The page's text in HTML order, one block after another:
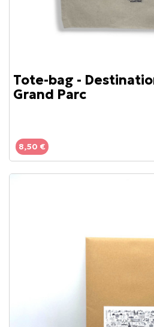
Tote-bag -
Grand Parc
8,50 €